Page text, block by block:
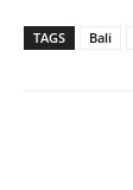
TAGS Bali